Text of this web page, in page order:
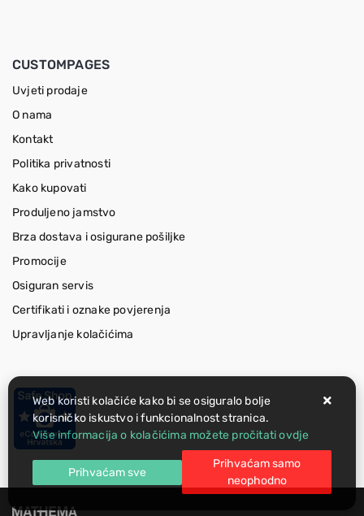
CUSTOMPAGES
Uvjeti prodaje
O nama
Kontakt
Politika privatnosti
Kako kupovati
Produljeno jamstvo
Brza dostava i osigurane pošiljke
Promocije
Osiguran servis
Certifikati i oznake povjerenja
Upravljanje kolačićima
Web koristi kolačiće kako bi se osiguralo bolje
korisničko iskustvo i funkcionalnost stranica.
Više informacija o kolačićima možete pročitati ovdje
Prihvaćam sve
Prihvaćam samo
neophodno